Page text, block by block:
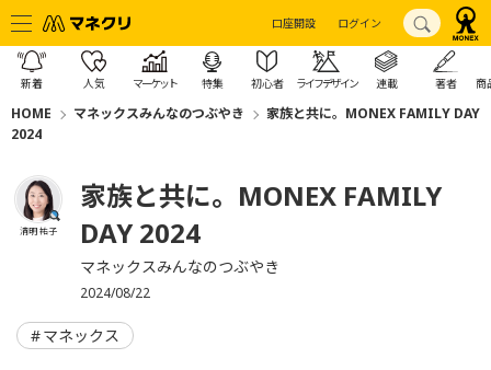
口座開設 ログイン
新着 人気 マーケット 特集 初心者 ライフデザイン 連載 著者 商
HOME マネックスみんなのつぶやき
家族と共に。MONEX FAMILY DAY
2024
清明 祐子
家族と共に。MONEX FAMILY
DAY 2024
マネックスみんなのつぶやき
2024/08/22
マネックス